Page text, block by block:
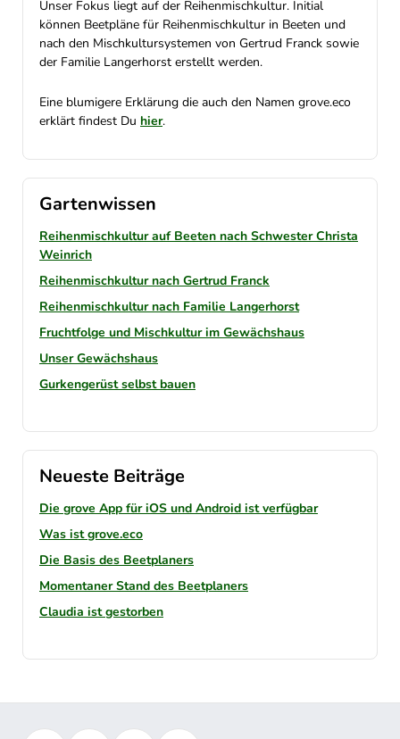
Unser Fokus liegt auf der Reihenmischkultur. Initial
können Beetpläne für Reihenmischkultur in Beeten und
nach den Mischkultursystemen von Gertrud Franck sowie
der Familie Langerhorst erstellt werden.
Eine blumigere Erklärung die auch den Namen grove.eco
erklärt findest Du hier.
Gartenwissen
Reihenmischkultur auf Beeten nach Schwester Christa
Weinrich
Reihenmischkultur nach Gertrud Franck
Reihenmischkultur nach Familie Langerhorst
Fruchtfolge und Mischkultur im Gewächshaus
Unser Gewächshaus
Gurkengerüst selbst bauen
Neueste Beiträge
Die grove App für iOS und Android ist verfügbar
Was ist grove.eco
Die Basis des Beetplaners
Momentaner Stand des Beetplaners
Claudia ist gestorben